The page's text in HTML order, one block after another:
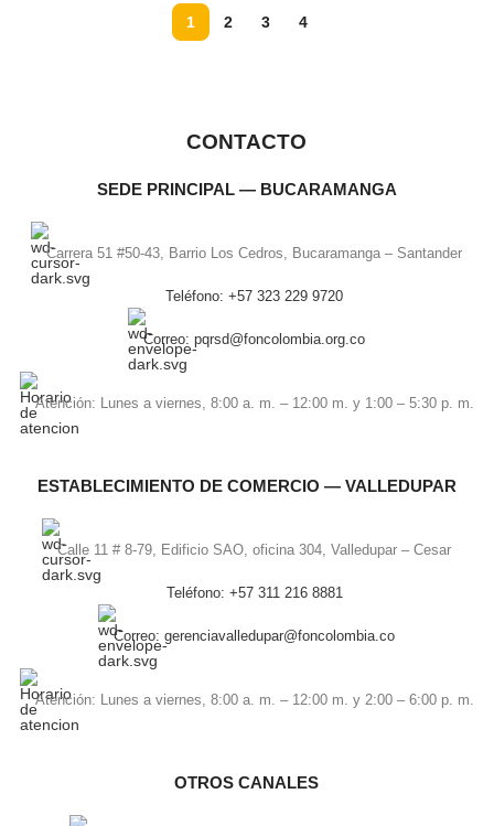
1 2 3 4
CONTACTO
SEDE PRINCIPAL — BUCARAMANGA
Carrera 51 #50-43, Barrio Los Cedros, Bucaramanga – Santander
Teléfono: +57 323 229 9720
Correo: pqrsd@foncolombia.org.co
Atención: Lunes a viernes, 8:00 a. m. – 12:00 m. y 1:00 – 5:30 p. m.
ESTABLECIMIENTO DE COMERCIO — VALLEDUPAR
Calle 11 # 8-79, Edificio SAO, oficina 304, Valledupar – Cesar
Teléfono: +57 311 216 8881
Correo: gerenciavalledupar@foncolombia.co
Atención: Lunes a viernes, 8:00 a. m. – 12:00 m. y 2:00 – 6:00 p. m.
OTROS CANALES